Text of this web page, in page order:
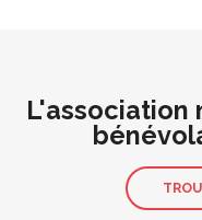
L'association